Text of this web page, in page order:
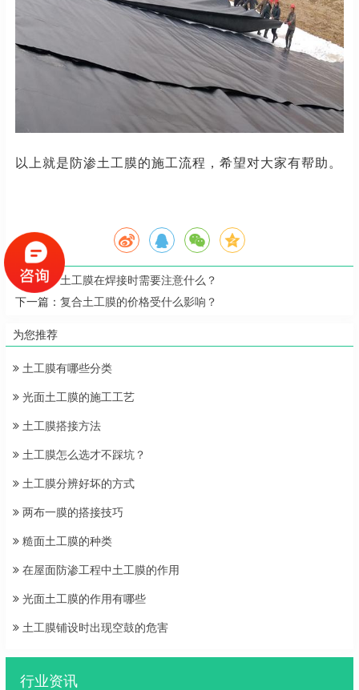
以上就是防渗土工膜的施工流程，希望对大家有帮助。
上一篇：土工膜在焊接时需要注意什么？
下一篇： 复合土工膜的价格受什么影响？
为您推荐
土工膜有哪些分类
光面土工膜的施工工艺
土工膜搭接方法
土工膜怎么选才不踩坑？
土工膜分辨好坏的方式
两布一膜的搭接技巧
糙面土工膜的种类
在屋面防渗工程中土工膜的作用
光面土工膜的作用有哪些
土工膜铺设时出现空鼓的危害
行业资讯